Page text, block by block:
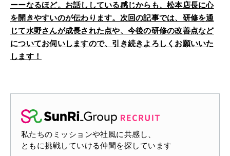
ーーなるほど。お話ししている感じからも、松本店長に心
を開きやすいのが伝わります。次回の記事では、研修を通
じて水野さんが成長された点や、今後の研修の改善点など
についてお伺いしますので、引き続きよろしくお願いいた
します！
私たちのミッションや社風に共感し、
ともに挑戦していける仲間を探しています